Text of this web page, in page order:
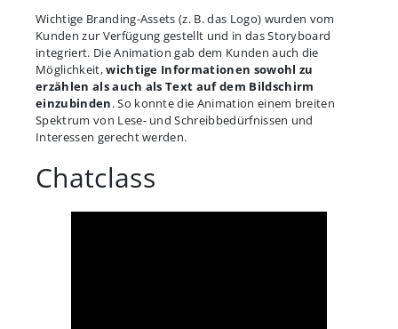
Wichtige Branding-Assets (z. B. das Logo) wurden vom
Kunden zur Verfügung gestellt und in das Storyboard
integriert. Die Animation gab dem Kunden auch die
Möglichkeit,wichtige Informationen sowohl zu
erzählen als auch als Text auf dem Bildschirm
einzubinden. So konnte die Animation einem breiten
Spektrum von Lese- und Schreibbedürfnissen und
Interessen gerecht werden.
Chatclass